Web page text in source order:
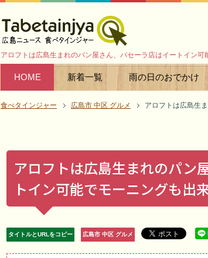
アロフトは広島生まれのパン屋さん、パセーラ店はイートイン可
HOME 新着一覧 雨の日のおでかけ
食べタインジャー 広島市 中区 グルメ アロフトは広島生
アロフトは広島生まれのパン
トイン可能でモーニングも出
タイトルとURLをコピー 広島市 中区 グルメ